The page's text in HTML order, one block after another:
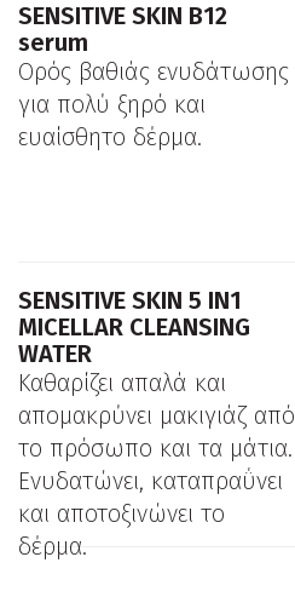
SENSITIVE SKIN Β12
serum
Ορός βαθιάς ενυδάτωσης
για πολύ ξηρό και
ευαίσθητο δέρμα.
SENSITIVE SKIN 5 IN1
MICELLAR CLEANSING
WATER
Καθαρίζει απαλά και
απομακρύνει μακιγιάζ από
το πρόσωπο και τα μάτια.
Ενυδατώνει, καταπραΰνει
και αποτοξινώνει το
δέρμα.